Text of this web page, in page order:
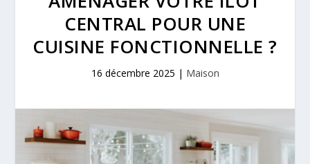
CENTRAL POUR UNE
CUISINE FONCTIONNELLE ?
16 décembre 2025 | Maison